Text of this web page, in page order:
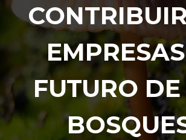
FUTURO